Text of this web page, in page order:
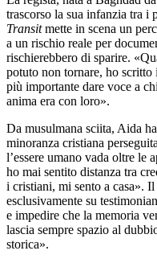
trascorso la sua infanzia tra i
Transitmette in scena un
a un rischio reale per
rischierebbero di sparire.
potuto non tornare, ho scritto
più importante dare voce a
anima era con loro».
Da musulmana sciita, Aida
minoranza cristiana
l’essere umano vada oltre le
ho mai sentito distanza tra
i cristiani, mi sento a casa».
esclusivamente su
e impedire che la memoria
lascia sempre spazio al
storica».